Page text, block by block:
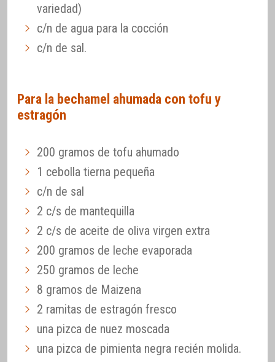
variedad)
c/n de agua para la cocción
c/n de sal.
Para la bechamel ahumada con tofu y
estragón
200 gramos de tofu ahumado
1 cebolla tierna pequeña
c/n de sal
2 c/s de mantequilla
2 c/s de aceite de oliva virgen extra
200 gramos de leche evaporada
250 gramos de leche
8 gramos de Maizena
2 ramitas de estragón fresco
una pizca de nuez moscada
una pizca de pimienta negra recién molida.